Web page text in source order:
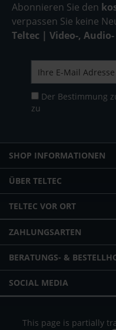
Abonnieren Sie den
verpassen Sie keine
Teltec | Video-,
Der Bestimmung
zu
SHOP INFORMATIONEN
ÜBER TELTEC
TELTEC VOR ORT
ZAHLUNGSARTEN
BERATUNGS- &
SOCIAL MEDIA
This page is partially